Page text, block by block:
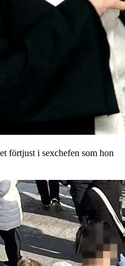
förtjust i sexchefen som hon